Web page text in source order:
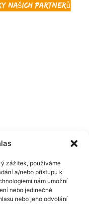
zážitek, používáme
a/nebo přístupu k
nám umožní
nebo jedinečné
nebo jeho odvolání
našich partnerů
údajů